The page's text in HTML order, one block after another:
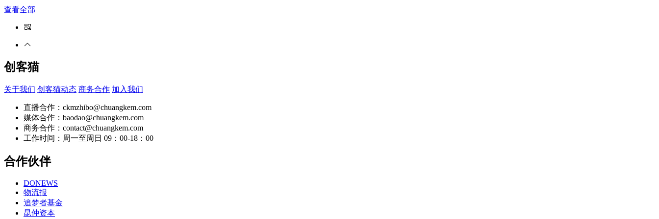
查看全部
创客猫
关于我们 创客猫动态 商务合作 加入我们
直播合作：ckmzhibo@chuangkem.com
媒体合作：baodao@chuangkem.com
商务合作：contact@chuangkem.com
工作时间：周一至周日 09：00-18：00
合作伙伴
DONEWS
物流报
追梦者基金
昆仲资本